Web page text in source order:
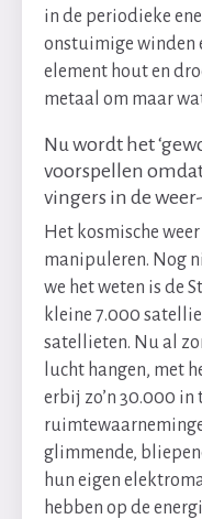
in de periodieke
onstuimige winden
element hout en
metaal om maar
Nu wordt het
voorspellen
vingers in de
Het kosmische
manipuleren. Nog
we het weten is de
kleine 7.000
satellieten. Nu al
lucht hangen, met
erbij zo’n 30.000
glimmende,
hun eigen
hebben op de